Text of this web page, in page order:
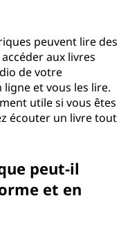
peuvent lire des
aux livres
de votre
et vous les lire.
utile si vous êtes
écouter un livre tout
peut-il
et en